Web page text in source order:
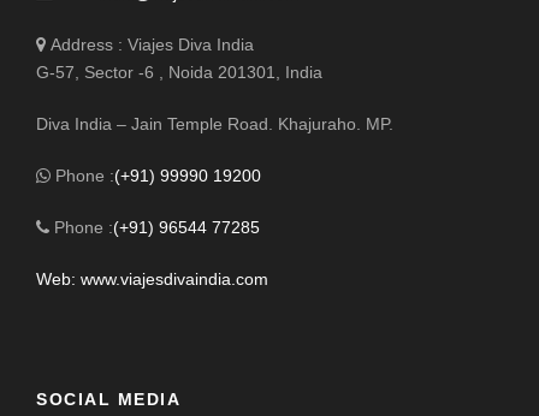
Address : Viajes Diva India
G-57, Sector -6 , Noida 201301, India
Diva India – Jain Temple Road. Khajuraho. MP.
Phone :(+91) 99990 19200
Phone :(+91) 96544 77285
Web: www.viajesdivaindia.com
SOCIAL MEDIA